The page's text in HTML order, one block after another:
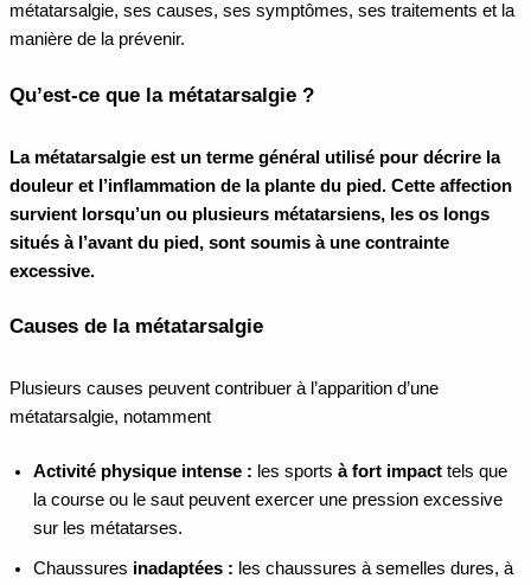
métatarsalgie, ses causes, ses symptômes, ses traitements et la
manière de la prévenir.
Qu’est-ce que la métatarsalgie ?
La métatarsalgie est un terme général utilisé pour décrire la
douleur et l’inflammation de la plante du pied. Cette affection
survient lorsqu’un ou plusieurs métatarsiens, les os longs
situés à l’avant du pied, sont soumis à une contrainte
excessive.
Causes de la métatarsalgie
Plusieurs causes peuvent contribuer à l’apparition d’une
métatarsalgie, notamment
Activité physique intense : les sports à fort impact tels que
la course ou le saut peuvent exercer une pression excessive
sur les métatarses.
Chaussures inadaptées : les chaussures à semelles dures, à